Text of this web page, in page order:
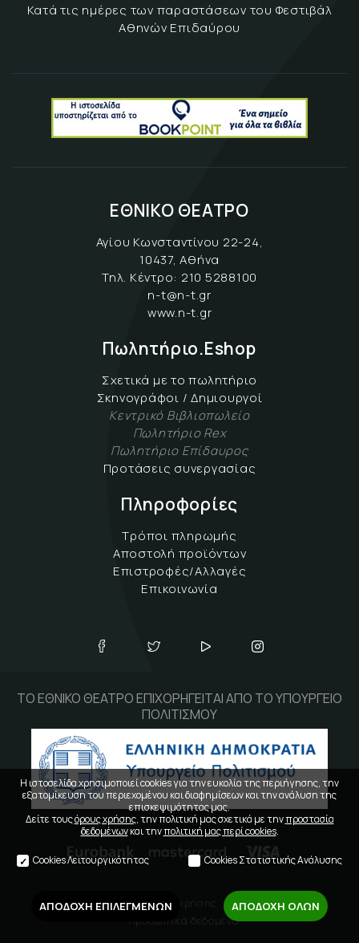
Κατά τις ημέρες των παραστάσεων του Φεστιβάλ
Αθηνών Επιδαύρου
ΕΘΝΙΚΟ ΘΕΑΤΡΟ
Αγίου Κωνσταντίνου 22-24,
10437, Αθήνα
Τηλ. Κέντρο: 210 5288100
n-t@n-t.gr
www.n-t.gr
Πωλητήριο.Eshop
Σχετικά με το πωλητήριο
Σκηνογράφοι / Δημιουργοί
Κεντρικό Βιβλιοπωλείο
Πωλητήριο Rex
Πωλητήριο Επίδαυρος
Προτάσεις συνεργασίας
Πληροφορίες
Τρόποι πληρωμής
Αποστολή προϊόντων
Επιστροφές/Αλλαγές
Επικοινωνία
ΤΟ ΕΘΝΙΚΟ ΘΕΑΤΡΟ ΕΠΙΧΟΡΗΓΕΙΤΑΙ ΑΠΟ ΤΟ ΥΠΟΥΡΓΕΙΟ
ΠΟΛΙΤΙΣΜΟΥ
Όροι χρήσης
Προσωπικά δεδομένα
Η ιστοσελίδα χρησιμοποιεί cookies για την ευκολία της περιήγησης, την
εξατομίκευση του περιεχομένου και διαφημίσεων και την ανάλυση της
επισκεψιμότητας μας.
Δείτε τουςόρους χρήσης, την πολιτική μας σχετικά με τηνπροστασία
δεδομένωνκαι τηνπολιτική μας περί cookies.
Cookies Λειτουργικότητας Cookies Στατιστικής Ανάλυσης
ΑΠΟΔΟΧΗ ΕΠΙΛΕΓΜΕΝΩΝ ΑΠΟΔΟΧΗ ΟΛΩΝ